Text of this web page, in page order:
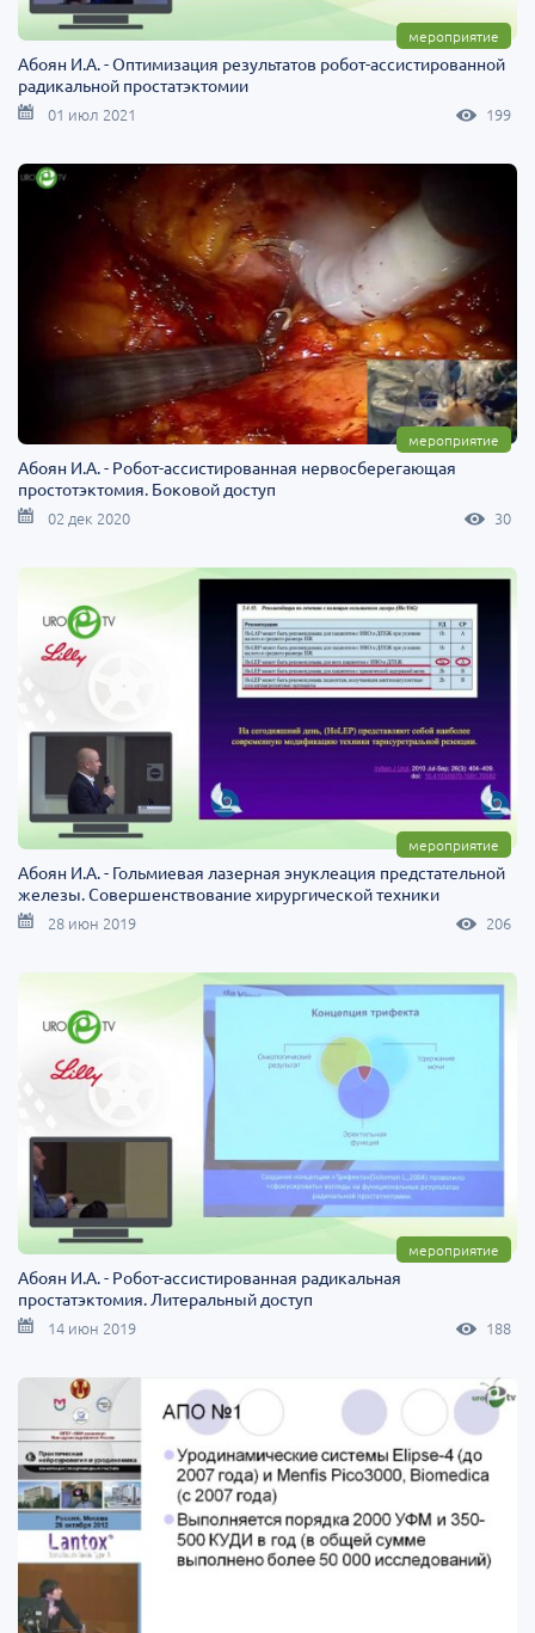
мероприятие
Абоян И.А. - Оптимизация результатов робот-ассистированной
радикальной простатэктомии
01 июл 2021 199
мероприятие
Абоян И.А. - Робот-ассистированная нервосберегающая
простотэктомия. Боковой доступ
02 дек 2020 30
мероприятие
Абоян И.А. - Гольмиевая лазерная энуклеация предстательной
железы. Совершенствование хирургической техники
28 июн 2019 206
мероприятие
Абоян И.А. - Робот-ассистированная радикальная
простатэктомия. Литеральный доступ
14 июн 2019 188